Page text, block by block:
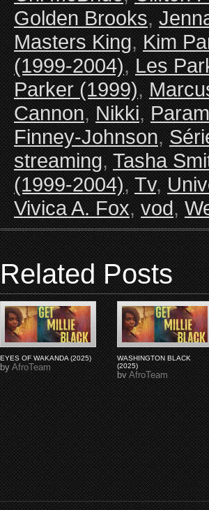
Golden Brooks,
Masters King,Kim
(1999-2004),Les
Parker (1999),
Cannon,Nikki,
Finney-Johnson,
streaming,Tasha
(1999-2004),Tv,
Vivica A. Fox,vod,
Related Posts
EYES OF WAKANDA (2025)
byAfroTeam
WASHINGTON BLACK
(2025)
byAfroTeam